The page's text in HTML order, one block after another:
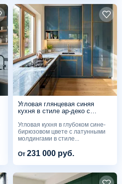
Угловая глянцевая синяя
кухня в стиле ар-деко с
мраморной столешницей
Угловая кухня в глубоком сине-
бирюзовом цвете с латунными
молдингами в стиле...
От 231 000 руб.